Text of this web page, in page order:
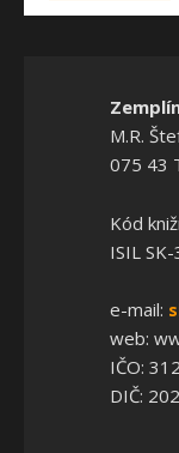
M.R.
075 43
Kód
ISIL
e-mail:
web:
IČO:
DIČ: